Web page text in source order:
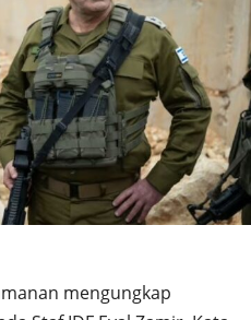
mengungkap